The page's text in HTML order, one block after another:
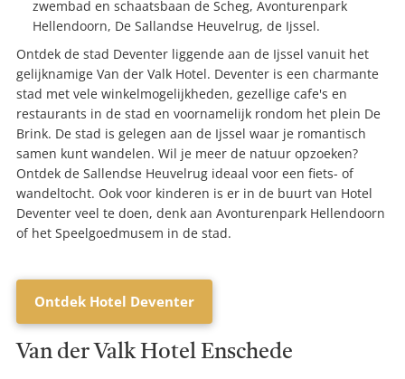
zwembad en schaatsbaan de Scheg, Avonturenpark
Hellendoorn, De Sallandse Heuvelrug, de Ijssel.
Ontdek de stad Deventer liggende aan de Ijssel vanuit het
gelijknamige Van der Valk Hotel. Deventer is een charmante
stad met vele winkelmogelijkheden, gezellige cafe's en
restaurants in de stad en voornamelijk rondom het plein De
Brink. De stad is gelegen aan de Ijssel waar je romantisch
samen kunt wandelen. Wil je meer de natuur opzoeken?
Ontdek de Sallendse Heuvelrug ideaal voor een fiets- of
wandeltocht. Ook voor kinderen is er in de buurt van Hotel
Deventer veel te doen, denk aan Avonturenpark Hellendoorn
of het Speelgoedmusem in de stad.
Ontdek Hotel Deventer
Van der Valk Hotel Enschede